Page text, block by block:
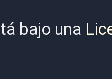
bajo una